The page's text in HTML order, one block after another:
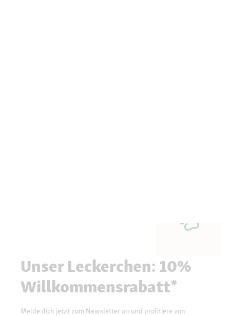
Unser Leckerchen: 10%
Willkommensrabatt*
Melde dich jetzt zum Newsletter an und profitiere von